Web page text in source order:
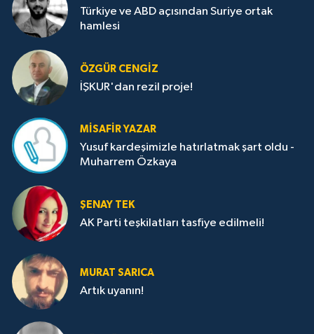
Türkiye ve ABD açısından Suriye ortak
hamlesi
ÖZGÜR CENGIZ
İŞKUR'dan rezil proje!
MISAFIR YAZAR
Yusuf kardeşimizle hatırlatmak şart oldu -
Muharrem Özkaya
ŞENAY TEK
AK Parti teşkilatları tasfiye edilmeli!
MURAT SARICA
Artık uyanın!